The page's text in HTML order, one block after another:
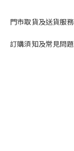
門市取貨及送貨服務
訂購須知及常見問題